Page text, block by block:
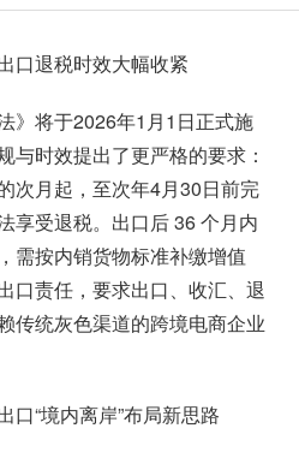
口退税时效大幅收紧
》将于2026年1月1日正式施
与时效提出了更严格的要求：
次月起，至次年4月30日前完
享受退税。出口后 36 个月内
需按内销货物标准补缴增值
口责任，要求出口、收汇、退
传统灰色渠道的跨境电商企业
口“境内离岸”布局新思路